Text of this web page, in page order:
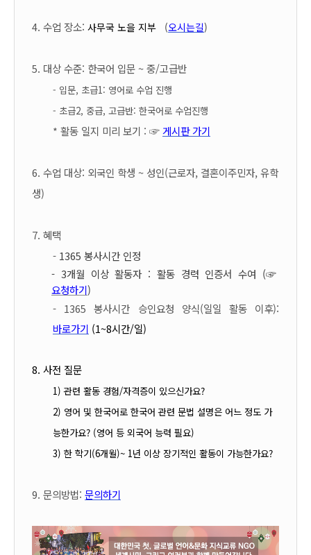
4. 수업 장소: 사무국 노을 지부 (오시는길)
5. 대상 수준: 한국어 입문 ~ 중/고급반
- 입문, 초급1: 영어로 수업 진행
- 초급2, 중급, 고급반: 한국어로 수업진행
* 활동 일지 미리 보기 : ☞게시판 가기
6. 수업 대상: 외국인 학생 ~ 성인(근로자, 결혼이주민자, 유학
생)
7. 혜택
- 1365 봉사시간 인정
- 3개월 이상 활동자 : 활동 경력 인증서 수여 (☞
요청하기)
- 1365 봉사시간 승인요청 양식(일일 활동 이후):
바로가기 (1~8시간/일)
8. 사전 질문
1) 관련 활동 경험/자격증이 있으신가요?
2) 영어 및 한국어로 한국어 관련 문법 설명은 어느 정도 가
능한가요? (영어 등 외국어 능력 필요)
3) 한 학기(6개월)~ 1년 이상 장기적인 활동이 가능한가요?
9. 문의방법: 문의하기